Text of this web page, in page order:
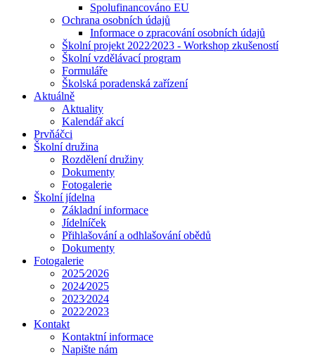
Spolufinancováno EU
Ochrana osobních údajů
Informace o zpracování osobních údajů
Školní projekt 2022⁄2023 - Workshop zkušeností
Školní vzdělávací program
Formuláře
Školská poradenská zařízení
Aktuálně
Aktuality
Kalendář akcí
Prvňáčci
Školní družina
Rozdělení družiny
Dokumenty
Fotogalerie
Školní jídelna
Základní informace
Jídelníček
Přihlašování a odhlašování obědů
Dokumenty
Fotogalerie
2025⁄2026
2024⁄2025
2023⁄2024
2022⁄2023
Kontakt
Kontaktní informace
Napište nám